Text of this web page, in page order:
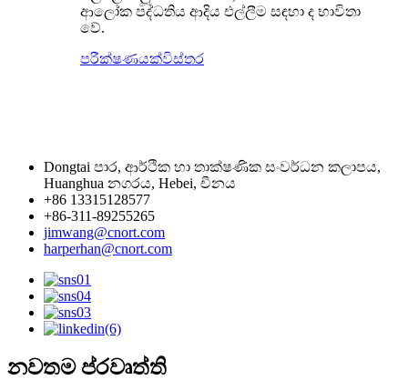
ආලෝක පද්ධතිය ආදිය එල්ලීම සඳහා ද භාවිතා
වේ.
පරීක්ෂණයක්විස්තර
Dongtai පාර, ආර්ථික හා තාක්ෂණික සංවර්ධන කලාපය,
Huanghua නගරය, Hebei, චීනය
+86 13315128577
+86-311-89255265
jimwang@cnort.com
harperhan@cnort.com
නවතම ප්රවෘත්ති